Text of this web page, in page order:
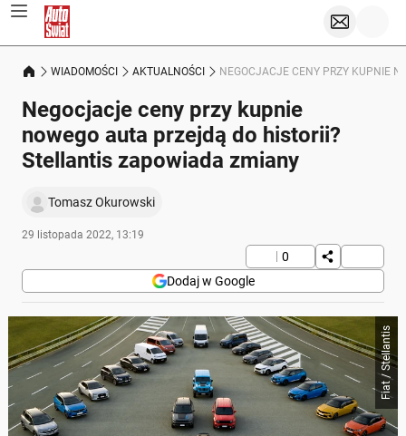
WIADOMOŚCI AKTUALNOŚCI NEGOCJACJE CENY PRZY KUPNIE
Negocjacje ceny przy kupnie
nowego auta przejdą do historii?
Stellantis zapowiada zmiany
Tomasz Okurowski
29 listopada 2022, 13:19
0
Dodaj w Google
Fiat / Stellantis